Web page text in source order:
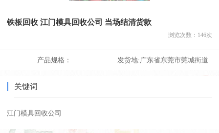
铁板回收 江门模具回收公司 当场结清货款
浏览次数： 146次
产品规格： 发货地:广东省东莞市莞城街道
关键词
江门模具回收公司